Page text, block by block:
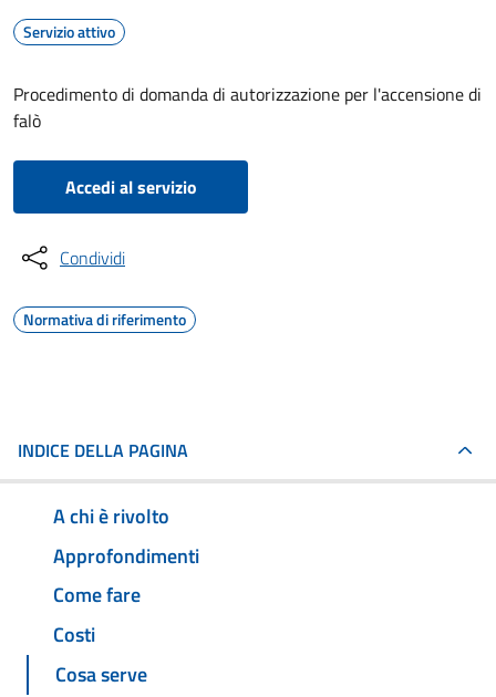
Servizio attivo
Procedimento di domanda di autorizzazione per l'accensione di
falò
Accedi al servizio
Condividi
Normativa di riferimento
INDICE DELLA PAGINA
A chi è rivolto
Approfondimenti
Come fare
Costi
Cosa serve